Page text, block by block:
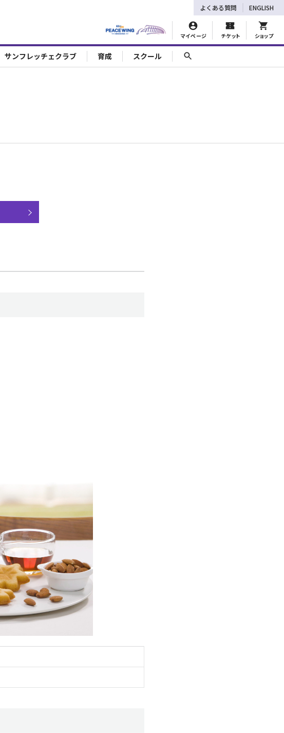
マイページ チケット ショップ
よくある質問 ENGLISH
サンフレッチェクラブ 育成 スクール